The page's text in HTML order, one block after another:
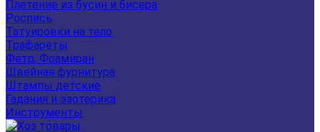
Плетение из бусин и бисера
Роспись
Татуировки на тело
Трафареты
Фетр, Фоамиран
Швейная фурнитура
Штампы детские
Гадания и эзотерика
Инструменты